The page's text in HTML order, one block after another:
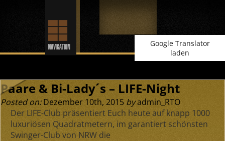
Google Translator
laden
Paare & Bi-Lady´s – LIFE-Night
Posted on:Dezember 10th, 2015 byadmin_RTO
Der LIFE-Club präsentiert Euch heute auf knapp 1000
luxuriösen Quadratmetern, im garantiert schönsten
Swinger-Club von NRW die